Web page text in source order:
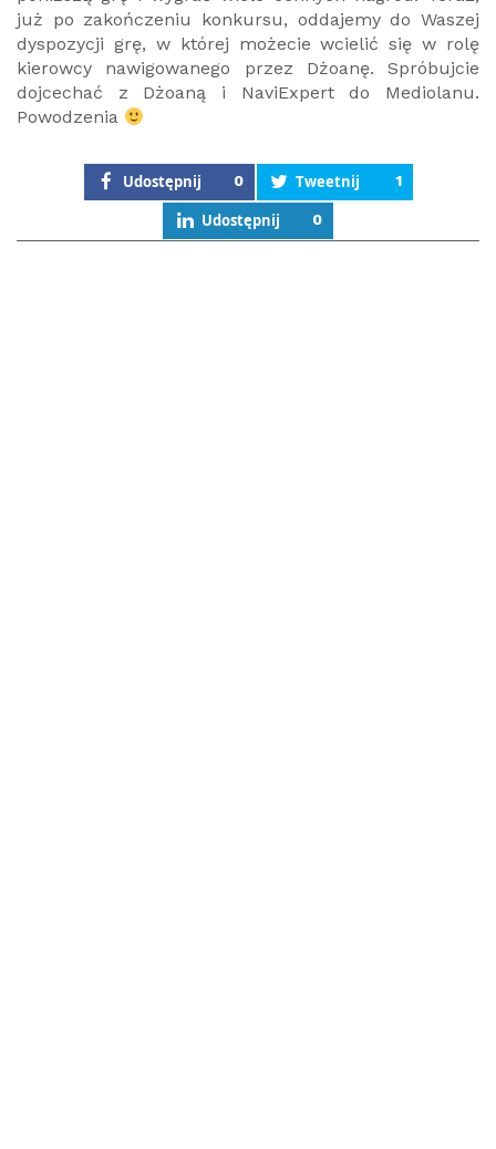
już po zakończeniu konkursu, oddajemy do Waszej
dyspozycji grę, w której możecie wcielić się w rolę
kierowcy nawigowanego przez Dżoanę. Spróbujcie
dojcechać z Dżoaną i NaviExpert do Mediolanu.
Powodzenia
Udostępnij 0 Tweetnij 1
Udostępnij 0